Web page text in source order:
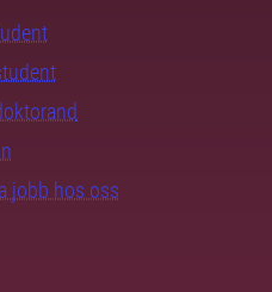
jobb hos oss